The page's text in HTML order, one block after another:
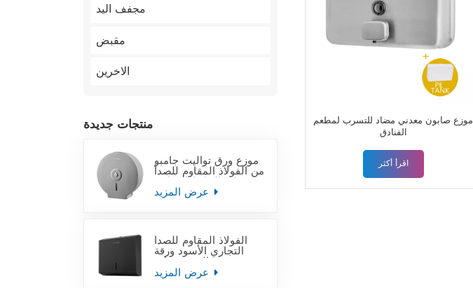
مجفف اليد
مقبض
الاخرين
منتجات جديدة
موزع ورق تواليت جامبو
من الفولاذ المقاوم للصدأ
على الحائط التجاري
الفولاذ المقاوم للصدأ
التجاري الأسود ورقة
منشفة اليد موزعات
موزع صابون معدني مضاد للتسرب لمطعم
الفنادق
اقرأ أكثر